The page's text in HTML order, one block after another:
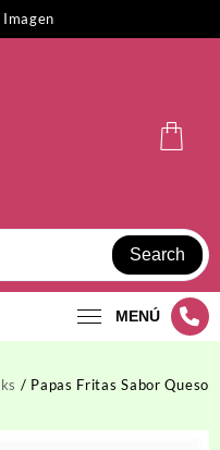
Imagen
Search
MENÚ
/ Papas Fritas Sabor Queso